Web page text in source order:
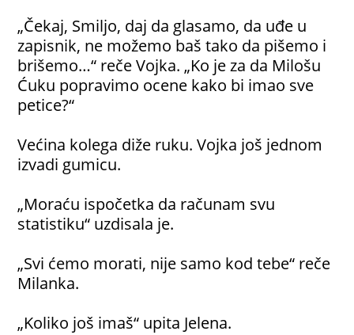
„Čekaj, Smiljo, daj da glasamo, da uđe u
zapisnik, ne možemo baš tako da pišemo i
brišemo…“ reče Vojka. „Ko je za da Milošu
Ćuku popravimo ocene kako bi imao sve
petice?“
Većina kolega diže ruku. Vojka još jednom
izvadi gumicu.
„Moraću ispočetka da računam svu
statistiku“ uzdisala je.
„Svi ćemo morati, nije samo kod tebe“ reče
Milanka.
„Koliko još imaš“ upita Jelena.